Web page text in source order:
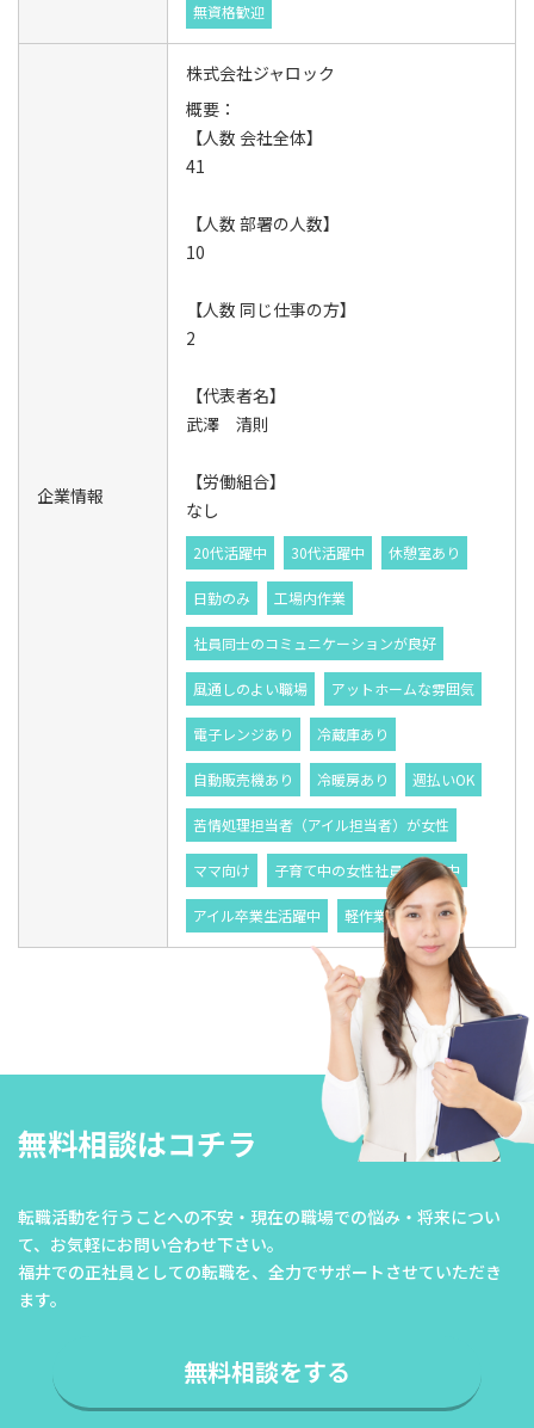
無資格歓迎
企業情報
株式会社ジャロック
概要：
【人数 会社全体】
41
【人数 部署の人数】
10
【人数 同じ仕事の方】
2
【代表者名】
武澤 清則
【労働組合】
なし
20代活躍中 30代活躍中 休憩室あり
日勤のみ 工場内作業
社員同士のコミュニケーションが良好
風通しのよい職場 アットホームな雰囲気
電子レンジあり 冷蔵庫あり
自動販売機あり 冷暖房あり 週払いOK
苦情処理担当者（アイル担当者）が女性
ママ向け 子育て中の女性社員が活躍中
アイル卒業生活躍中 軽作業
無料相談はコチラ
転職活動を行うことへの不安・現在の職場での悩み・将来につい
て、 お気軽にお問い合わせ下さい。
福井での正社員としての転職を、全力でサポートさせていただき
ます。
無料相談をする